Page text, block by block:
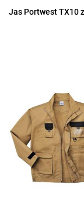
Jas Portwest TX10